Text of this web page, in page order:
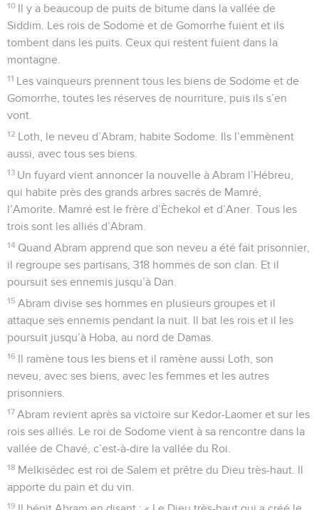
10 Il y a beaucoup de puits de bitume dans la vallée de
Siddim. Les rois de Sodome et de Gomorrhe fuient et ils
tombent dans les puits. Ceux qui restent fuient dans la
montagne.
11 Les vainqueurs prennent tous les biens de Sodome et de
Gomorrhe, toutes les réserves de nourriture, puis ils s’en
vont.
12 Loth, le neveu d’Abram, habite Sodome. Ils l’emmènent
aussi, avec tous ses biens.
13 Un fuyard vient annoncer la nouvelle à Abram l’Hébreu,
qui habite près des grands arbres sacrés de Mamré,
l’Amorite. Mamré est le frère d’Èchekol et d’Aner. Tous les
trois sont les alliés d’Abram.
14 Quand Abram apprend que son neveu a été fait prisonnier,
il regroupe ses partisans, 318 hommes de son clan. Et il
poursuit ses ennemis jusqu’à Dan.
15 Abram divise ses hommes en plusieurs groupes et il
attaque ses ennemis pendant la nuit. Il bat les rois et il les
poursuit jusqu’à Hoba, au nord de Damas.
16 Il ramène tous les biens et il ramène aussi Loth, son
neveu, avec ses biens, avec les femmes et les autres
prisonniers.
17 Abram revient après sa victoire sur Kedor-Laomer et sur les
rois ses alliés. Le roi de Sodome vient à sa rencontre dans la
vallée de Chavé, c’est-à-dire la vallée du Roi.
18 Melkisédec est roi de Salem et prêtre du Dieu très-haut. Il
apporte du pain et du vin.
19